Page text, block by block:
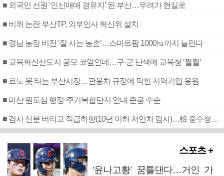
■ 외국인 선원 ‘인신매매 경유지’ 된 부산…우려가 현실로
■ 비위 논란 부산TP, 외부인사 혁신위 설치
■ 경남 농정 비전 ‘잘 사는 농촌’…스마트팜 1000㏊까지 늘린다
■ 교육혁신선도지 공모 코앞인데…구·군 난색에 교육청 ‘쩔쩔’
■ 르노 못 타는 부산시장…관용차 규정에 막힌 지역기업 응원
■ 마산 원도심 행정·주거복합단지 연내 준공 수순
■ 검사 신분 버리고 직급하향(10년 이하 저연차 검사)…檢 중수청행 기피
스포츠 +
‘윤나고황’ 꿈틀댄다…거인 가